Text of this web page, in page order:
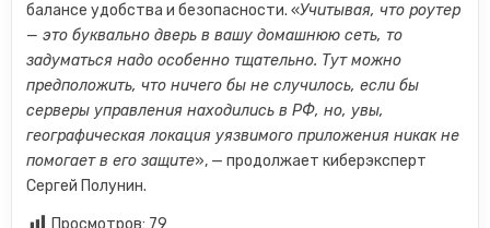
балансе удобства и безопасности. «Учитывая, что роутер
— это буквально дверь в вашу домашнюю сеть, то
задуматься надо особенно тщательно. Тут можно
предположить, что ничего бы не случилось, если бы
серверы управления находились в РФ, но, увы,
географическая локация уязвимого приложения никак не
помогает в его защите», — продолжает киберэксперт
Сергей Полунин.
Просмотров: 79